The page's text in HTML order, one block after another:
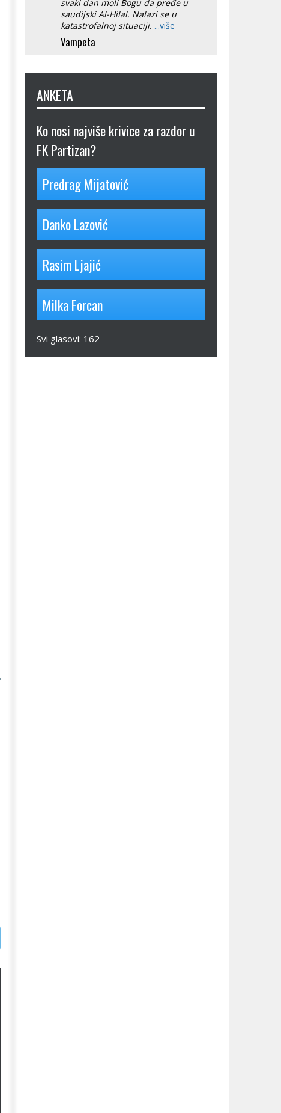
svaki dan moli Bogu da pređe u
saudijski Al-Hilal. Nalazi se u
katastrofalnoj situaciji. ...više
Vampeta
ANKETA
Ko nosi najviše krivice za razdor u
FK Partizan?
Predrag Mijatović
Danko Lazović
Rasim Ljajić
Milka Forcan
Svi glasovi: 162